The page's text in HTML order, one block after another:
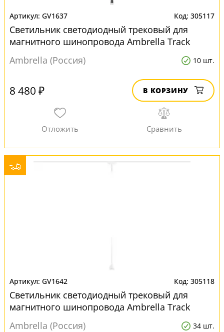
GV1637 305117
Светильник светодиодный трековый для
магнитного шинопровода Ambrella Track
System GV1637
Ambrella (Россия) 10 шт.
8 480 ₽ В КОРЗИНУ
GV1642 305118
Светильник светодиодный трековый для
магнитного шинопровода Ambrella Track
System GV1642
Ambrella (Россия) 34 шт.